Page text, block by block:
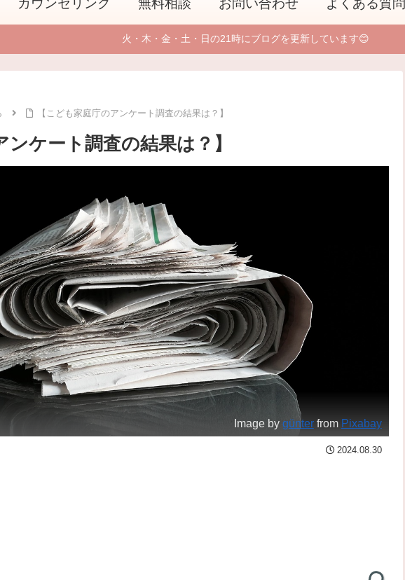
カウンセリング 無料相談 お問い合わせ よくある質問
火・木・金・土・日の21時にブログを更新しています😊
【こども家庭庁のアンケート調査の結果は？】
ンケート調査の結果は？】
Image by günterfrom Pixabay
2024.08.30